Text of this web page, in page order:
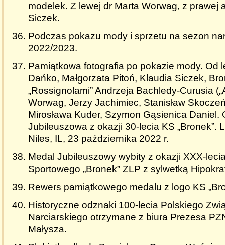
modelek. Z lewej dr Marta Worwag, z prawej
Siczek.
Podczas pokazu mody i sprzetu na sezon
2022/2023.
Pamiątkowa fotografia po pokazie mody. Od
Dańko, Małgorzata Pitoń, Klaudia Siczek,
„Rossignolami” Andrzeja Bachledy-Curusia
Worwag, Jerzy Jachimiec, Stanisław
Mirosława Kuder, Szymon Gąsienica Daniel.
Jubileuszowa z okazji 30-lecia KS „Bronek”.
Niles, IL, 23 października 2022 r.
Medal Jubileuszowy wybity z okazji XXX-
Sportowego „Bronek” ZLP z sylwetką
Rewers pamiątkowego medalu z logo KS
Historyczne odznaki 100-lecia Polskiego
Narciarskiego otrzymane z biura Prezesa
Małysza.